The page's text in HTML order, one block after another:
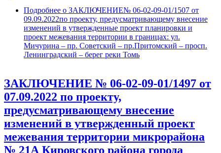
Подробнее о ЗАКЛЮЧЕНИЕ№ 06-02-09-01/1507 от
09.09.2022по проекту, предусматривающему внесение
изменений в утвержденные проект планировки и
проект межевания территории в границах: ул.
Мичурина – пр. Советский – пр.Притомский – просп.
Ленинградский – берег реки Томь
ЗАКЛЮЧЕНИЕ № 06-02-09-01/1497 от
07.09.2022 по проекту,
предусматривающему внесение
изменений в утвержденный проект
межевания территории микрорайона
№ 21А Кировского района города